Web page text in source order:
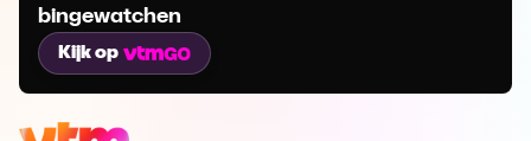
bingewatchen
Kijk op